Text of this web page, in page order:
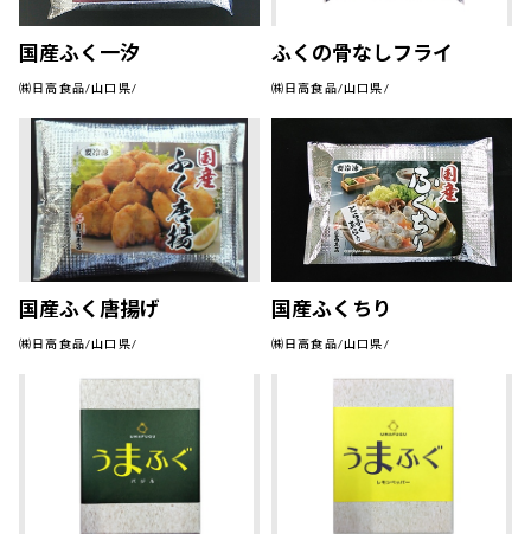
国産ふく一汐
㈱日高食品/山口県/
ふくの骨なしフライ
㈱日高食品/山口県/
国産ふく唐揚げ
㈱日高食品/山口県/
国産ふくちり
㈱日高食品/山口県/